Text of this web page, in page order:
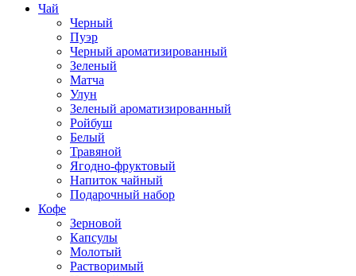
Чай
Черный
Пуэр
Черный ароматизированный
Зеленый
Матча
Улун
Зеленый ароматизированный
Ройбуш
Белый
Травяной
Ягодно-фруктовый
Напиток чайный
Подарочный набор
Кофе
Зерновой
Капсулы
Молотый
Растворимый